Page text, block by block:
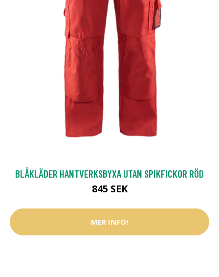
BLÅKLÄDER HANTVERKSBYXA UTAN SPIKFICKOR RÖD
845 SEK
MER INFO!